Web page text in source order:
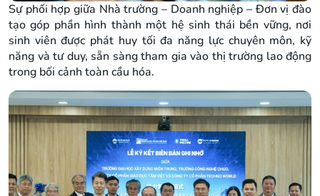
Sự phối hợp giữa Nhà trường – Doanh nghiệp – Đơn vị đào
tạo góp phần hình thành một hệ sinh thái bền vững, nơi
sinh viên được phát huy tối đa năng lực chuyên môn, kỹ
năng và tư duy, sẵn sàng tham gia vào thị trường lao động
trong bối cảnh toàn cầu hóa.